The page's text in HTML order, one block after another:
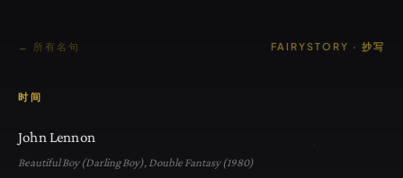
← 所有名句 FAIRYSTORY · 抄写
时间
John Lennon
Beautiful Boy (Darling Boy), Double Fantasy (1980)